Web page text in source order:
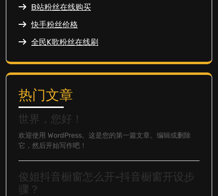
B站粉丝在线购买
快手粉丝价格
全民K歌粉丝在线刷
热门文章
世界，您好！
欢迎使用 WordPress。这是您的第一篇文章。编辑或删除
它，然后开始写作吧！
俊姐抖音橱窗怎么开-抖音橱窗开设步
骤？